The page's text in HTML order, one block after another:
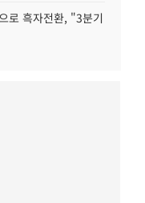
로 흑자전환, "3분기